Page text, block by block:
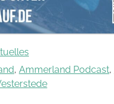
, Ammerland Podcast,